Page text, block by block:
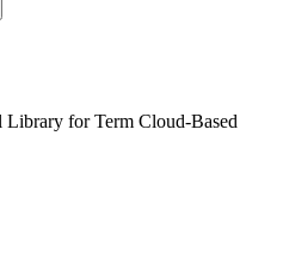
for Term Cloud-Based